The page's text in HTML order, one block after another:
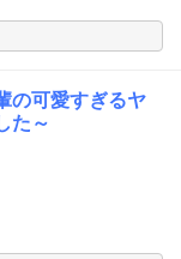
の可愛すぎるヤ
た～